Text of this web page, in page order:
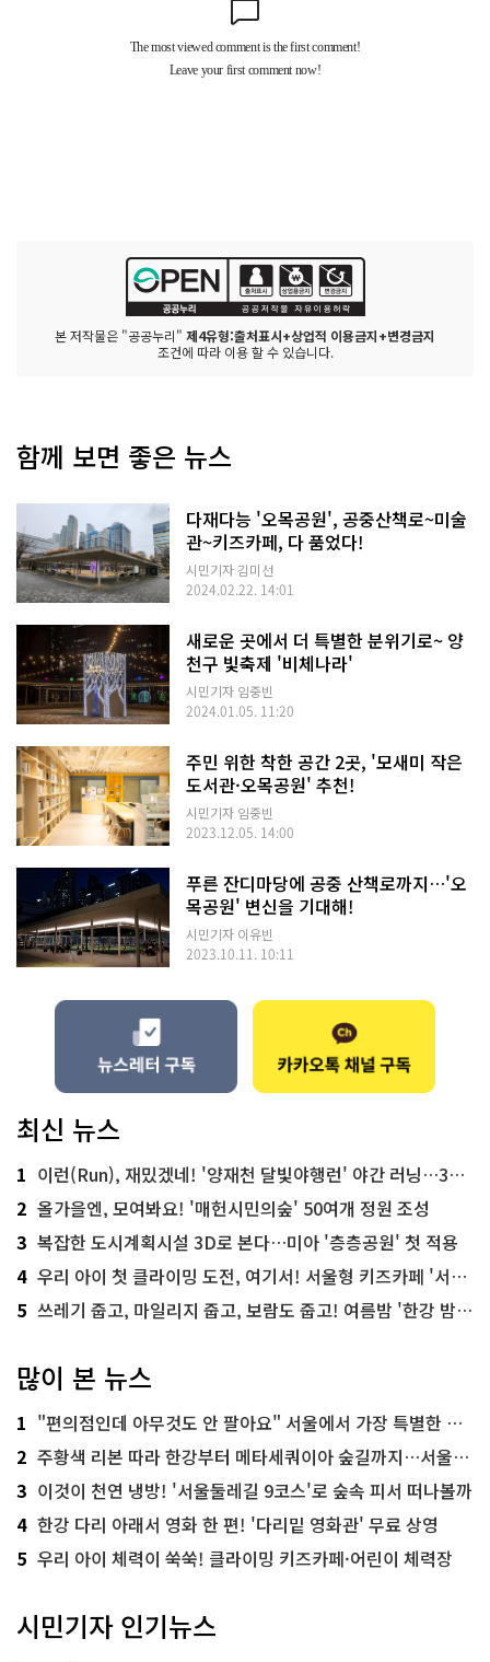
본 저작물은 "공공누리" 제4유형:출처표시+상업적 이용금지+변경금지
조건에 따라 이용 할 수 있습니다.
함께 보면 좋은 뉴스
다재다능 '오목공원', 공중산책로~미술
관~키즈카페, 다 품었다!
시민기자 김미선
2024.02.22. 14:01
새로운 곳에서 더 특별한 분위기로~ 양
천구 빛축제 '비체나라'
시민기자 임중빈
2024.01.05. 11:20
주민 위한 착한 공간 2곳, '모새미 작은
도서관·오목공원' 추천!
시민기자 임중빈
2023.12.05. 14:00
푸른 잔디마당에 공중 산책로까지…'오
목공원' 변신을 기대해!
시민기자 이유빈
2023.10.11. 10:11
최신 뉴스
1 이런(Run), 재밌겠네! '양재천 달빛야행런' 야간 러닝…300명 모집
2 올가을엔, 모여봐요! '매헌시민의숲' 50여개 정원 조성
3 복잡한 도시계획시설 3D로 본다…미아 '층층공원' 첫 적용
4 우리 아이 첫 클라이밍 도전, 여기서! 서울형 키즈카페 '서울가족플라자점'
5 쓰레기 줍고, 마일리지 줍고, 보람도 줍고! 여름밤 '한강 밤마실 줍깅'
많이 본 뉴스
1 "편의점인데 아무것도 안 팔아요" 서울에서 가장 특별한 편의점의 정체
2 주황색 리본 따라 한강부터 메타세쿼이아 숲길까지…서울둘레길 15코스
3 이것이 천연 냉방! '서울둘레길 9코스'로 숲속 피서 떠나볼까
4 한강 다리 아래서 영화 한 편! '다리밑 영화관' 무료 상영
5 우리 아이 체력이 쑥쑥! 클라이밍 키즈카페·어린이 체력장
시민기자 인기뉴스